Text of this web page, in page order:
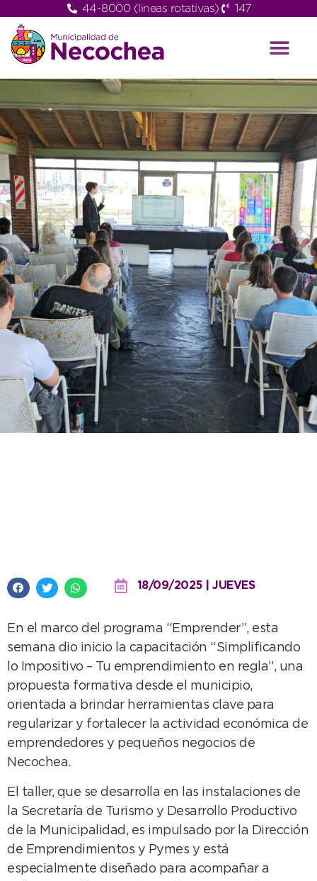
44-8000 (lineas rotativas) 147
18/09/2025 | JUEVES
En el marco del programa “Emprender”, esta
semana dio inicio la capacitación “Simplificando
lo Impositivo – Tu emprendimiento en regla”, una
propuesta formativa desde el municipio,
orientada a brindar herramientas clave para
regularizar y fortalecer la actividad económica de
emprendedores y pequeños negocios de
Necochea.
El taller, que se desarrolla en las instalaciones de
la Secretaría de Turismo y Desarrollo Productivo
de la Municipalidad, es impulsado por la Dirección
de Emprendimientos y Pymes y está
especialmente diseñado para acompañar a